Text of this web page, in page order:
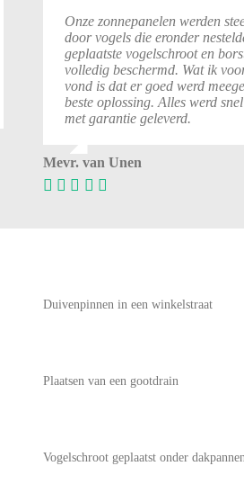
Onze zonnepanelen werden
door vogels die eronder
geplaatste vogelschroot en
volledig beschermd. Wat ik
vond is dat er goed werd
beste oplossing. Alles werd
met garantie geleverd.
Mevr. van Unen
Duivenpinnen in een winkelstraat
Plaatsen van een gootdrain
Vogelschroot geplaatst onder dakpannen